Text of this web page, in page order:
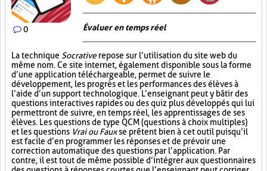
0 Évaluer en temps réel
La technique Socrativerepose sur l’utilisation du site web du
même nom. Ce site internet, également disponible sous la forme
d’une application téléchargeable, permet de suivre le
développement, les progrès et les performances des élèves à
l’aide d’un support technologique. L’enseignant peut y bâtir des
questions interactives rapides ou des quiz plus développés qui lui
permettront de suivre, en temps réel, les apprentissages de ses
élèves. Les questions de type QCM (questions à choix multiples)
et les questions Vrai ou Fauxse prêtent bien à cet outil puisqu’il
est facile d’en programmer les réponses et de prévoir une
correction automatique des questions par l’application. Par
contre, il est tout de même possible d’intégrer aux questionnaires